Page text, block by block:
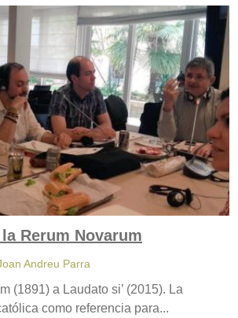
Rerum Novarum
Andreu Parra
(1891) a Laudato si’ (2015). La
como referencia para...